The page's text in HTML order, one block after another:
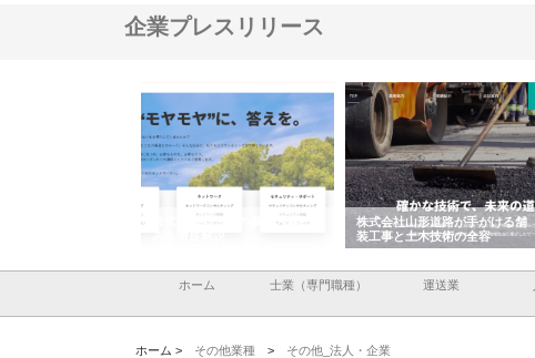
企業プレスリリース
株式会社ＣＳＡの事業内容と強
株式会社山形道路が手がける舗
装工事と土木技術の全容
ホーム 士業（専門職種） 運送業
ホーム > その他業種 > その他_法人・企業